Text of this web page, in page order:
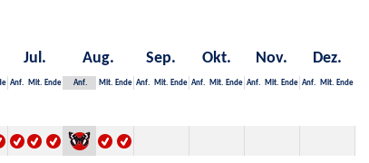
Jul. Aug. Sep. Okt. Nov. Dez.
Anf. Mit. Ende Anf. Mit. Ende Anf. Mit. Ende Anf. Mit. Ende Anf. Mit. Ende Anf. Mit. Ende